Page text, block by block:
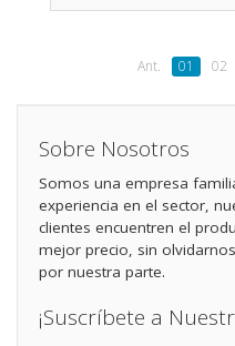
Ant. 01 02
Sobre Nosotros
Somos una empresa
experiencia en el sector,
clientes encuentren el
mejor precio, sin
por nuestra parte.
¡Suscríbete a